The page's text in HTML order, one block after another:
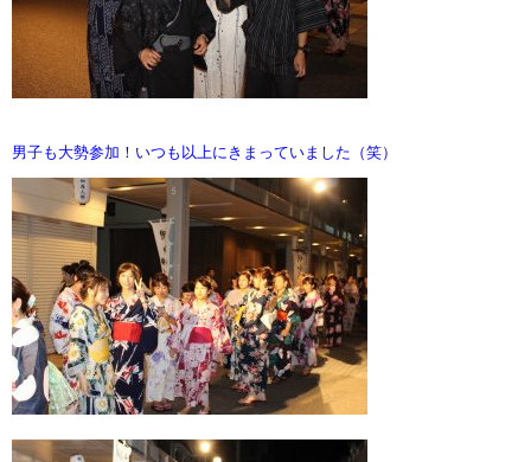
男子も大勢参加！いつも以上にきまっていました（笑）